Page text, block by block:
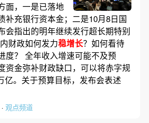
面，一是已落地
补充银行资本金；二是10月8日国
会指出的明年继续发行超长期特别
财政如何发力稳增长？如何看待
度？ 全年收入增速可能不及预
资金弥补财政缺口，可以将赤字规
亿。关于预算目标，发布会表述
观点频道